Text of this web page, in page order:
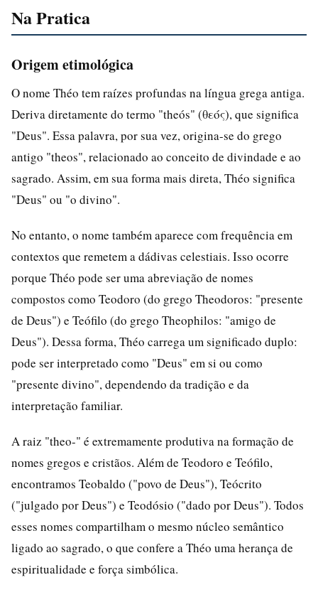
Na Pratica
Origem etimológica
O nome Théo tem raízes profundas na língua grega antiga.
Deriva diretamente do termo "theós" (θεός), que significa
"Deus". Essa palavra, por sua vez, origina-se do grego
antigo "theos", relacionado ao conceito de divindade e ao
sagrado. Assim, em sua forma mais direta, Théo significa
"Deus" ou "o divino".
No entanto, o nome também aparece com frequência em
contextos que remetem a dádivas celestiais. Isso ocorre
porque Théo pode ser uma abreviação de nomes
compostos como Teodoro (do grego Theodoros: "presente
de Deus") e Teófilo (do grego Theophilos: "amigo de
Deus"). Dessa forma, Théo carrega um significado duplo:
pode ser interpretado como "Deus" em si ou como
"presente divino", dependendo da tradição e da
interpretação familiar.
A raiz "theo-" é extremamente produtiva na formação de
nomes gregos e cristãos. Além de Teodoro e Teófilo,
encontramos Teobaldo ("povo de Deus"), Teócrito
("julgado por Deus") e Teodósio ("dado por Deus"). Todos
esses nomes compartilham o mesmo núcleo semântico
ligado ao sagrado, o que confere a Théo uma herança de
espiritualidade e força simbólica.